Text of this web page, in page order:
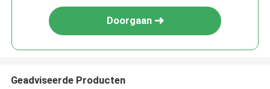
Doorgaan
Geadviseerde Producten